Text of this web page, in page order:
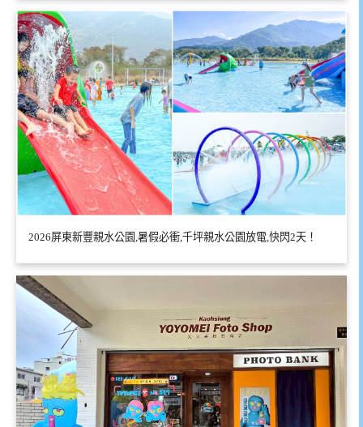
2026屏東新豐親水公園,暑假必衝,千坪親水公園放電,快閃2天！